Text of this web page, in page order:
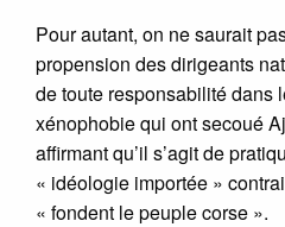
Pour autant, on ne saurait
propension des dirigeants
de toute responsabilité dans
xénophobie qui ont secoué
affirmant qu’il s’agit de
« idéologie importée »
« fondent le peuple corse ».